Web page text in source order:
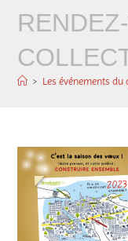
> Les événements